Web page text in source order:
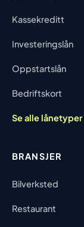
Kassekreditt
Investeringslån
Oppstartslån
Bedriftskort
Se alle
BRANSJER
Bilverksted
Restaurant